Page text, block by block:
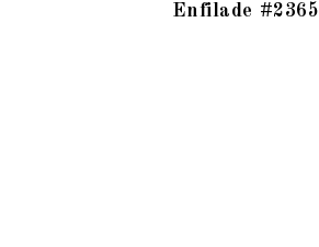
Enfilade #2365